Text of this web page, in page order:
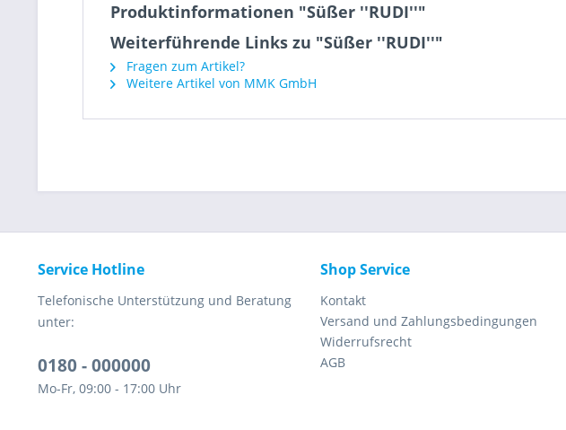
Produktinformationen "Süßer ''RUDI''"
Weiterführende Links zu "Süßer ''RUDI''"
Fragen zum Artikel?
Weitere Artikel von MMK GmbH
Service Hotline
Telefonische Unterstützung und Beratung
unter:
0180 - 000000
Mo-Fr, 09:00 - 17:00 Uhr
Shop Service
Kontakt
Versand und Zahlungsbedingungen
Widerrufsrecht
AGB